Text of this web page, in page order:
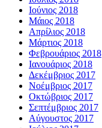
Ιούνιος 2018
Μάιος 2018
Απρίλιος 2018
Μάρτιος 2018
Φεβρουάριος 2018
Ιανουάριος 2018
Δεκέμβριος 2017
Νοέμβριος 2017
Οκτώβριος 2017
Σεπτέμβριος 2017
Αύγουστος 2017